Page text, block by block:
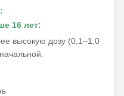
16 лет:
высокую дозу (0,1–1,0